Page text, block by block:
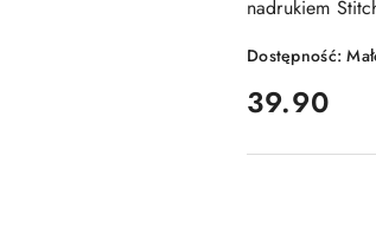
nadrukiem
Dostępność:
cena:
39.90